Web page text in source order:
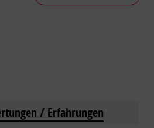
/ Erfahrungen